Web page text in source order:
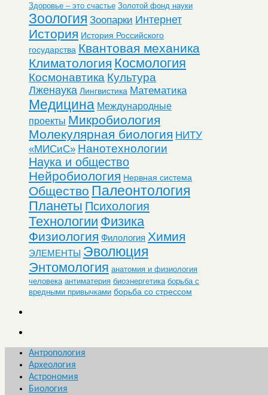
Здоровье – это счастье Золотой фонд науки
Зоология Зоопарки Интернет
История История Российского
государства Квантовая механика
Климатология Космология
Космонавтика Культура
Лженаука Лингвистика Математика
Медицина Международные
проекты Микробиология
Молекулярная биология НИТУ
«МИСиС» Нанотехнологии
Наука и общество
Нейробиология Нервная система
Общество Палеонтология
Планеты Психология
Технологии Физика
Физиология Филология Химия
ЭЛЕМЕНТЫ Эволюция
Энтомология анатомия и физиология
человека антиматерия биоэнергетика борьба с
вредными привычками борьба со стрессом
Антропология
Археология
Астрономия
Биология